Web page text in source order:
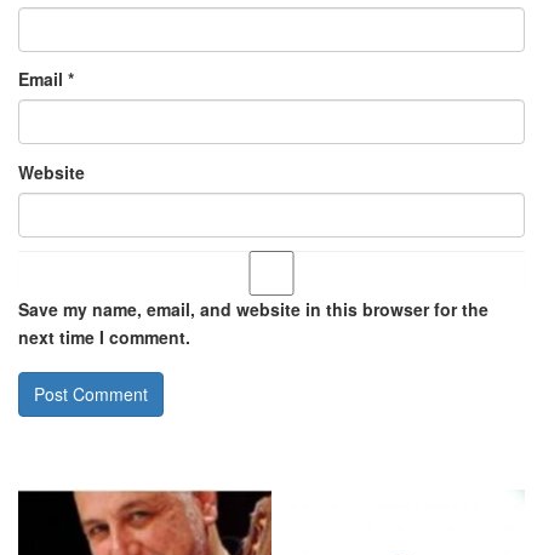
Email *
Website
Save my name, email, and website in this browser for the
next time I comment.